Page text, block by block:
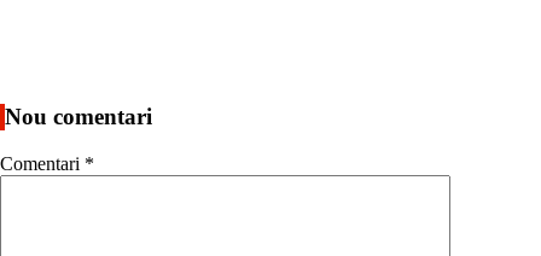
Nou comentari
Comentari *